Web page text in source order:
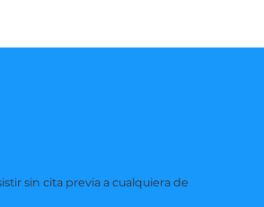
sin cita previa a cualquiera de